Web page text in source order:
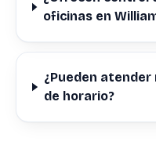
oficinas en
¿Pueden
de horario?